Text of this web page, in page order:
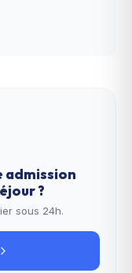
admission
?
sous 24h.